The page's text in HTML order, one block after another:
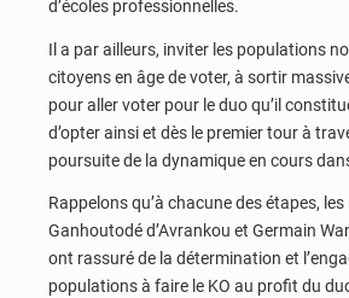
d’écoles professionnelles.
Il a par ailleurs, inviter les populations
citoyens en âge de voter, à sortir
pour aller voter pour le duo qu’il
d’opter ainsi et dès le premier tour à
poursuite de la dynamique en cours
Rappelons qu’à chacune des étapes, les
Ganhoutodé d’Avrankou et Germain
ont rassuré de la détermination et
populations à faire le KO au profit du